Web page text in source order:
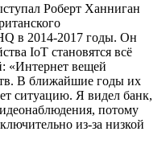
Роберт Ханниган
в 2014-2017 годы. Он
IoT становятся всё
«Интернет вещей
В ближайшие годы их
ситуацию. Я видел банк,
потому
из-за низкой